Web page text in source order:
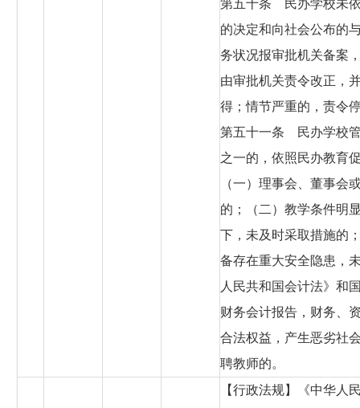
第五十条 民办学校未
的决定和向社会公布的
务状况报审批机关备案
由审批机关责令改正，
得；情节严重的，责令
第五十一条 民办学校
之一的，依照民办教育
（一）理事会、董事会
的；（二）教学条件明
下，未及时采取措施的
备存在重大安全隐患，
人民共和国会计法》和
财务会计报告，财务、
合法权益，产生恶劣社
聘教师的。
【行政法规】《中华人